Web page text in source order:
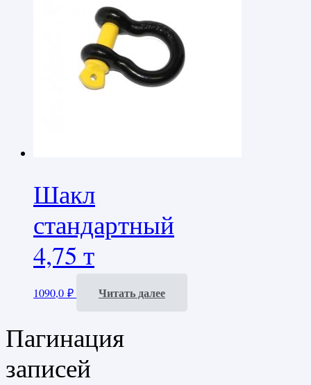
Шакл
стандартный
4,75 т
1090,0 ₽ Читать далее
Пагинация
записей